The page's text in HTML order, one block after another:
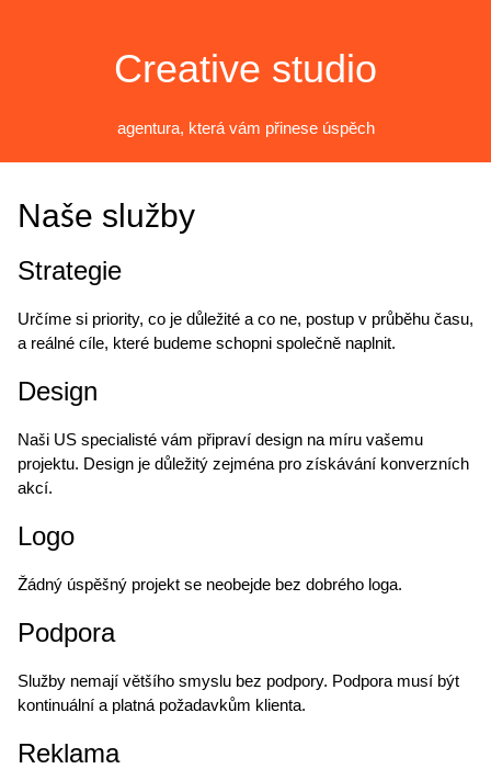
Creative studio
agentura, která vám přinese úspěch
Naše služby
Strategie
Určíme si priority, co je důležité a co ne, postup v průběhu času,
a reálné cíle, které budeme schopni společně naplnit.
Design
Naši US specialisté vám připraví design na míru vašemu
projektu. Design je důležitý zejména pro získávání konverzních
akcí.
Logo
Žádný úspěšný projekt se neobejde bez dobrého loga.
Podpora
Služby nemají většího smyslu bez podpory. Podpora musí být
kontinuální a platná požadavkům klienta.
Reklama